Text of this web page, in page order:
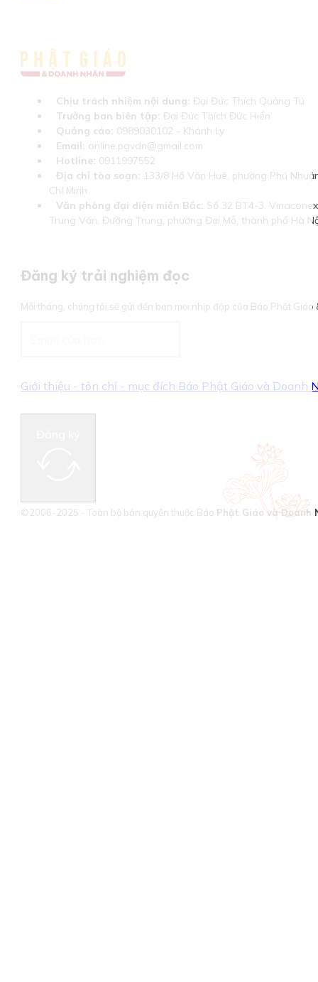
Chịu trách nhiệm nội dung: Đại Đức Thích Quảng Tú
Trưởng ban biên tập: Đại Đức Thích Đức Hiển
Quảng cáo: 0989030102 - Khánh Ly
Email: online.pgvdn@gmail.com
Hotline: 0911997552
Địa chỉ tòa soạn: 133/8 Hồ Văn Huê, phường Phú
Chí Minh
Văn phòng đại diện miền Bắc: Số 32 BT4-3,
Trung Văn, Đường Trung, phường Đại Mỗ, thành phố Hà
Đăng ký trải nghiệm đọc
Mỗi tháng, chúng tôi sẽ gửi đến bạn mọi nhịp đập của Báo Phật Giáo
Giới thiệu - tôn chỉ - mục đích Báo Phật Giáo và Doanh
©2006-2025 - Toàn bộ bản quyền thuộc Báo Phật Giáo và Doanh